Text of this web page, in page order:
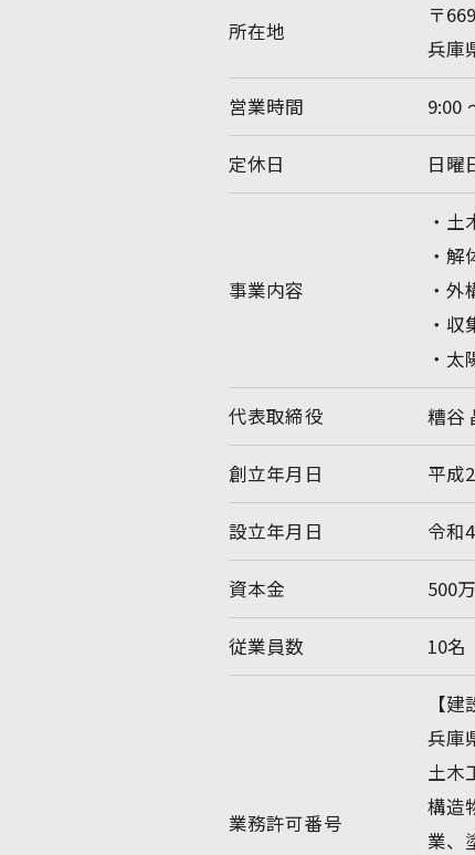
所在地
〒
兵庫
営業時間 9:00
定休日 日曜
事業内容
・土
・解
・外
・収
・
代表取締役 糟谷
創立年月日 平成
設立年月日 令和
資本金 500万
従業員数 10名
業務許可番号
【
兵庫
土木
構造
業、